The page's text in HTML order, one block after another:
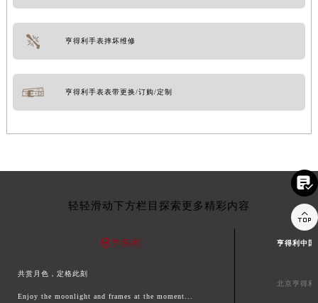
亨得利手表摔坏维修
亨得利手表表带更换/订购/定制
轻轻滑动下方栏目探索更多精彩内容
共赏月色，定格此刻
Enjoy the moonlight and frames at the moment...
亨得利中国
北京亨得利

